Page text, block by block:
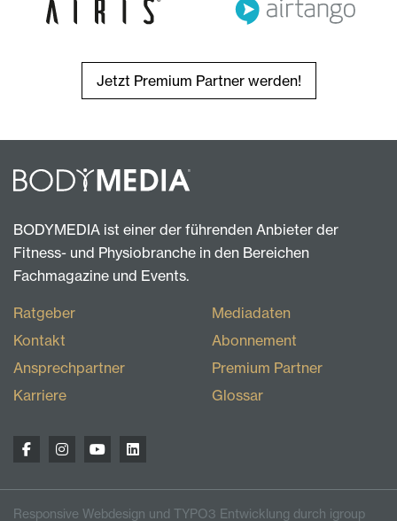
Jetzt Premium Partner werden!
BODYMEDIA ist einer der führenden Anbieter der
Fitness- und Physiobranche in den Bereichen
Fachmagazine und Events.
Ratgeber
Kontakt
Ansprechpartner
Karriere
Mediadaten
Abonnement
Premium Partner
Glossar
Responsive Webdesign und TYPO3 Entwicklung durch igroup